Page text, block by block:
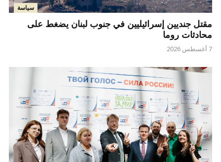
سياسة
مقتل جنديين إسرائيليين في جنوب لبنان يضغط على
محادثات روما
7 أغسطس 2026